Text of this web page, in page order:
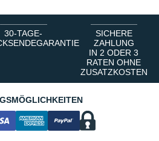
30-TAGE-
SICHERE
ZAHLUNG
IN 2 ODER 3
RATEN OHNE
ZUSATZKOSTEN